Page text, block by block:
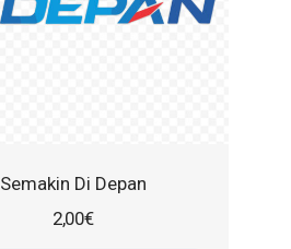
Semakin Di Depan
2,00€